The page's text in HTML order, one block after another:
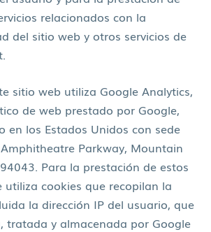
relacionados con la
del sitio web y otros servicios de
sitio web utiliza Google Analytics,
de web prestado por Google,
en los Estados Unidos con sede
Parkway, Mountain
Para la prestación de estos
utiliza cookies que recopilan la
la dirección IP del usuario, que
tratada y almacenada por Google